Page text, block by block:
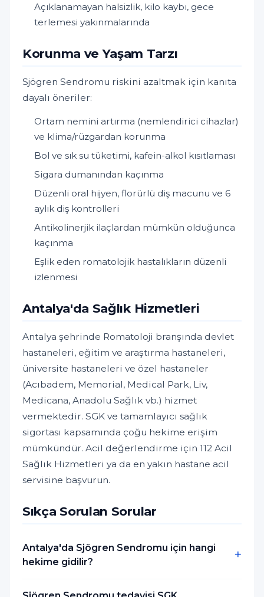
Açıklanamayan halsizlik, kilo kaybı, gece
terlemesi yakınmalarında
Korunma ve Yaşam Tarzı
Sjögren Sendromu riskini azaltmak için kanıta
dayalı öneriler:
Ortam nemini artırma (nemlendirici cihazlar)
ve klima/rüzgardan korunma
Bol ve sık su tüketimi, kafein-alkol kısıtlaması
Sigara dumanından kaçınma
Düzenli oral hijyen, florürlü diş macunu ve 6
aylık diş kontrolleri
Antikolinerjik ilaçlardan mümkün olduğunca
kaçınma
Eşlik eden romatolojik hastalıkların düzenli
izlenmesi
Antalya'da Sağlık Hizmetleri
Antalya şehrinde Romatoloji branşında devlet
hastaneleri, eğitim ve araştırma hastaneleri,
üniversite hastaneleri ve özel hastaneler
(Acıbadem, Memorial, Medical Park, Liv,
Medicana, Anadolu Sağlık vb.) hizmet
vermektedir. SGK ve tamamlayıcı sağlık
sigortası kapsamında çoğu hekime erişim
mümkündür. Acil değerlendirme için 112 Acil
Sağlık Hizmetleri ya da en yakın hastane acil
servisine başvurun.
Sıkça Sorulan Sorular
Antalya'da Sjögren Sendromu için hangi
hekime gidilir?